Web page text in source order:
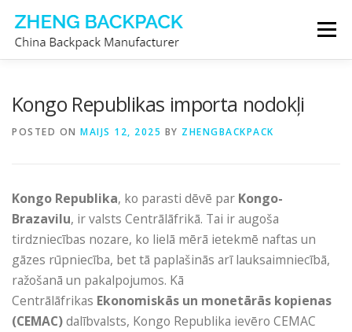
content
Menu
Kongo Republikas importa nodokļi
POSTED ON MAIJS 12, 2025 BY ZHENGBACKPACK
Kongo Republika, ko parasti dēvē par Kongo-
Brazavilu, ir valsts Centrālāfrikā. Tai ir augoša
tirdzniecības nozare, ko lielā mērā ietekmē naftas un
gāzes rūpniecība, bet tā paplašinās arī lauksaimniecībā,
ražošanā un pakalpojumos. Kā
Centrālāfrikas Ekonomiskās un monetārās kopienas
(CEMAC)dalībvalsts, Kongo Republika ievēro CEMAC